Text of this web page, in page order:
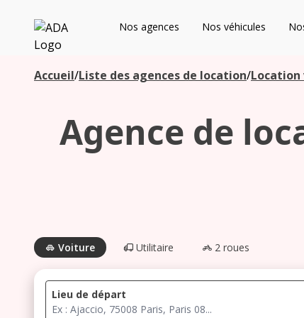
ADA Nos agences Nos véhicules
Accueil/Liste des agences de location/
Agence de
Voiture Utilitaire 2 roues
Lieu de départ
Les agences à proximité
Commencez votre recherche pour voir les agences à
proximité